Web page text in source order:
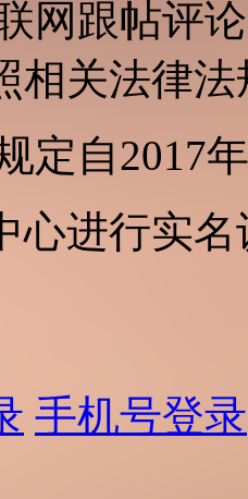
网跟帖评
相关法律
定自2017
心进行实名
手机号登录